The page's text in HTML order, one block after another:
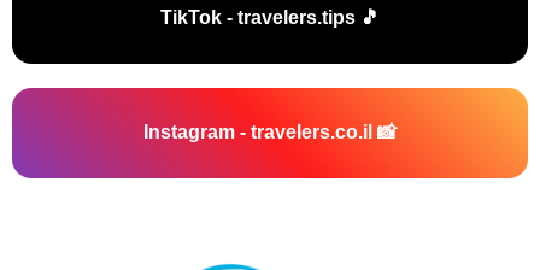
🎵 TikTok - travelers.tips
📸 Instagram - travelers.co.il